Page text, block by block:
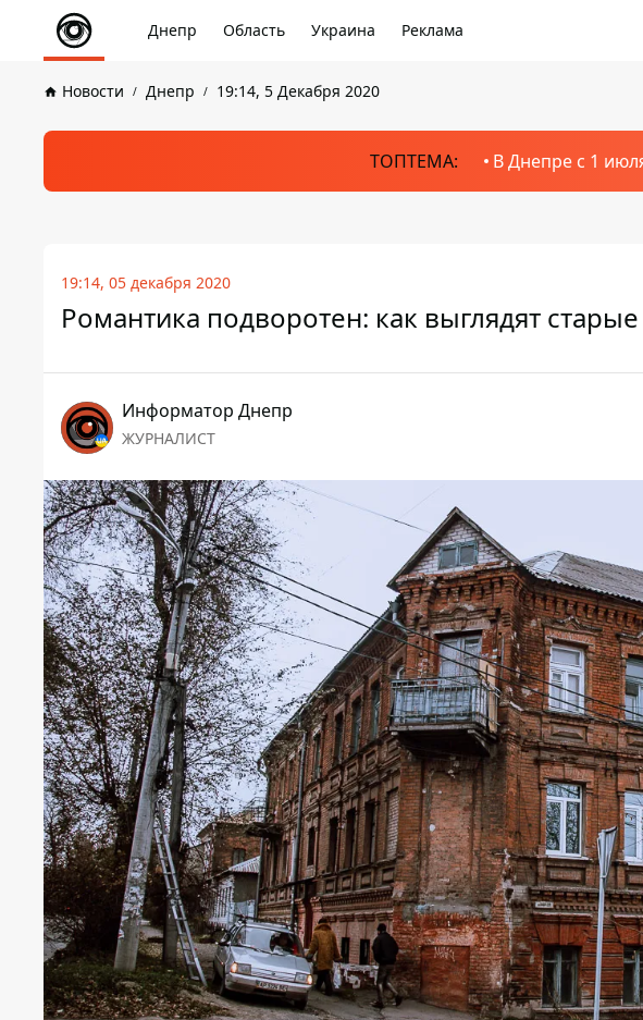
Днепр Область Украина Реклама
Новости Днепр 19:14, 5 Декабря 2020
ТОПТЕМА: В Днепре с 1
19:14, 05 декабря 2020
Романтика подворотен: как выглядят
Информатор Днепр
ЖУРНАЛИСТ